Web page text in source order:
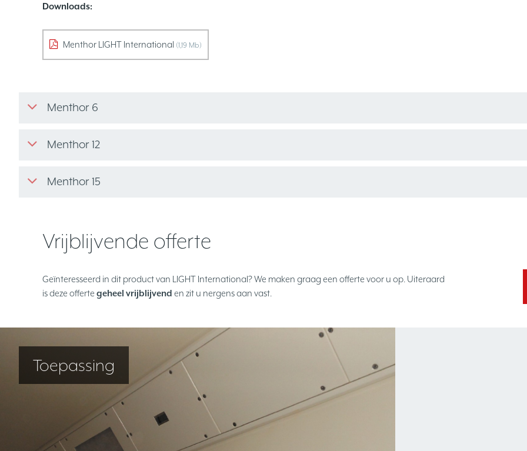
Downloads:
Menthor LIGHT International (1,19 Mb)
Menthor 6
Menthor 12
Menthor 15
Vrijblijvende offerte
Geïnteresseerd in dit product van LIGHT International? We maken graag een offerte voor u op. Uiteraard
is deze offerte geheel vrijblijvend en zit u nergens aan vast.
Toepassing